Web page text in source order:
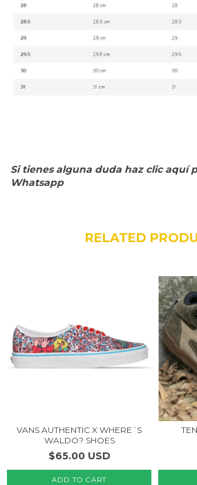
Si tienes alguna duda haz clic aquí
Whatsapp
RELATED
VANS AUTHENTIC X WHERE´S
WALDO? SHOES
$65.00 USD
ADD TO CART